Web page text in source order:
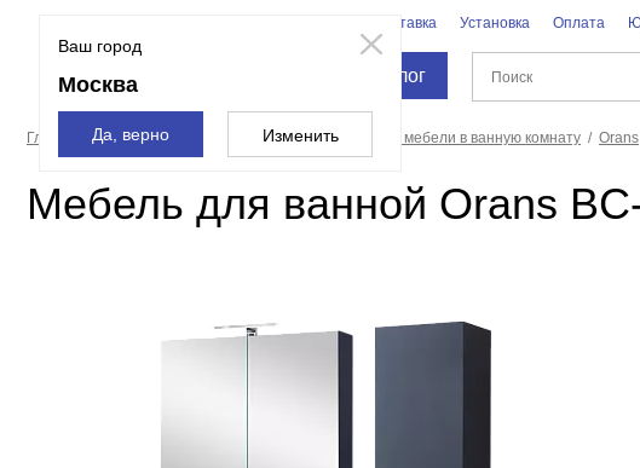
Ваш город
Москва
Да, верно Изменить
Доставка Установка Оплата
Каталог
Главная страница Мебель для ванной Комплекты мебели в ванную комнату Orans
Мебель для ванной Orans